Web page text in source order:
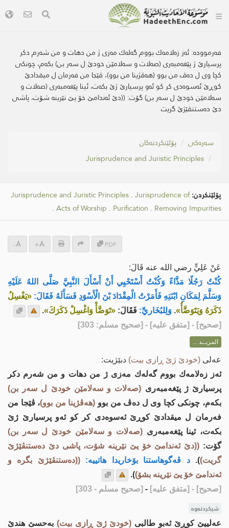
فەرموودە:ئه‌ز زه‌لامه‌ك بووم گه‌له‌ك مه‌زی ژ من دهات و من شه‌رم دكر
پرسیارێ ژ پێغه‌مبه‌ری (صه‌لات و سه‌لامێن خودێ ل سه‌ر بن) بكه‌م، چونكی
كچا وی ل ده‌ڤ من بوو (هه‌ڤژینا من بوو)، ڤێجا من فه‌رمان ل میقدادێ
كوڕێ ئه‌سوه‌دی كر كو ئه‌و پرسیارێ ژێ بكه‌ت، ئینا پێغه‌مبه‌ری (صه‌لات و
سه‌لامێن خودێ ل سه‌ر بن) گۆت: ((دێ ئه‌ندامێ خۆ یێ نێرینه‌ شۆت، پاشی
دێ ده‌ستنڤێژێ گریت
سه‌ره‌كی
پۆلێنکردنەکان
Jurisprudence and Juristic Principles
پۆلێنکردن: Jurisprudence and Juristic Principles . Jurisprudence of
Acts of Worship . Purification . Removing Impurities
.
PDF
+
-
عَنْ عَلِيٍّ رضي الله عنه قَالَ:
كُنْتُ رَجُلًا مَذَّاءً وَكُنْتُ أَسْتَحْيِي أَنْ أَسْأَلَ النَّبِيَّ صَلَّى اللهُ عَلَيْهِ
وَسَلَّمَ لِمَكَانِ ابْنَتِهِ فَأَمَرْتُ الْمِقْدَادَ بْنَ الْأَسْوَدِ فَسَأَلَهُ فَقَالَ: «يَغْسِلُ
ذَكَرَهُ وَيَتَوَضَّأُ». وَلِلبُخَاريِّ: فَقَالَ: «تَوَضَّأْ وَاغْسِلْ ذَكَرَكَ».
[صحيح] - [متفق عليه] - [صحيح مسلم: 303]
المزيــد ...
عه‌لی (خودێ ژێ ڕازی بیت) دبێژیت:
ئه‌ز زه‌لامه‌ك بووم گه‌له‌ك مه‌زی ژ من دهات و من شه‌رم دكر
پرسیارێ ژ پێغه‌مبه‌ری (صه‌لات و سه‌لامێن خودێ ل سه‌ر بن)
بكه‌م، چونكی كچا وی ل ده‌ڤ من بوو (هه‌ڤژینا من بوو)، ڤێجا من
فه‌رمان ل میقدادێ كوڕێ ئه‌سوه‌دی كر كو ئه‌و پرسیارێ ژێ
بكه‌ت، ئینا پێغه‌مبه‌ری (صه‌لات و سه‌لامێن خودێ ل سه‌ر بن)
گۆت: ((دێ ئه‌ندامێ خۆ یێ نێرینه‌ شۆت، پاشی دێ ده‌ستنڤێژێ
گریت)). د ڤه‌گوهاستنا بۆخاریدا هاتییه‌:
((ده‌ستنڤێژێ بگره‌ و
ئه‌ندامێ خۆ یێ نێرینه‌ بشۆ)).
[صحيح] - [متفق عليه] - [صحيح مسلم - 303]
شیکردنەوە
عه‌لییێ كوڕێ ئه‌بو طالبی (خودێ ژێ ڕازی بیت) به‌حسێ هندێ